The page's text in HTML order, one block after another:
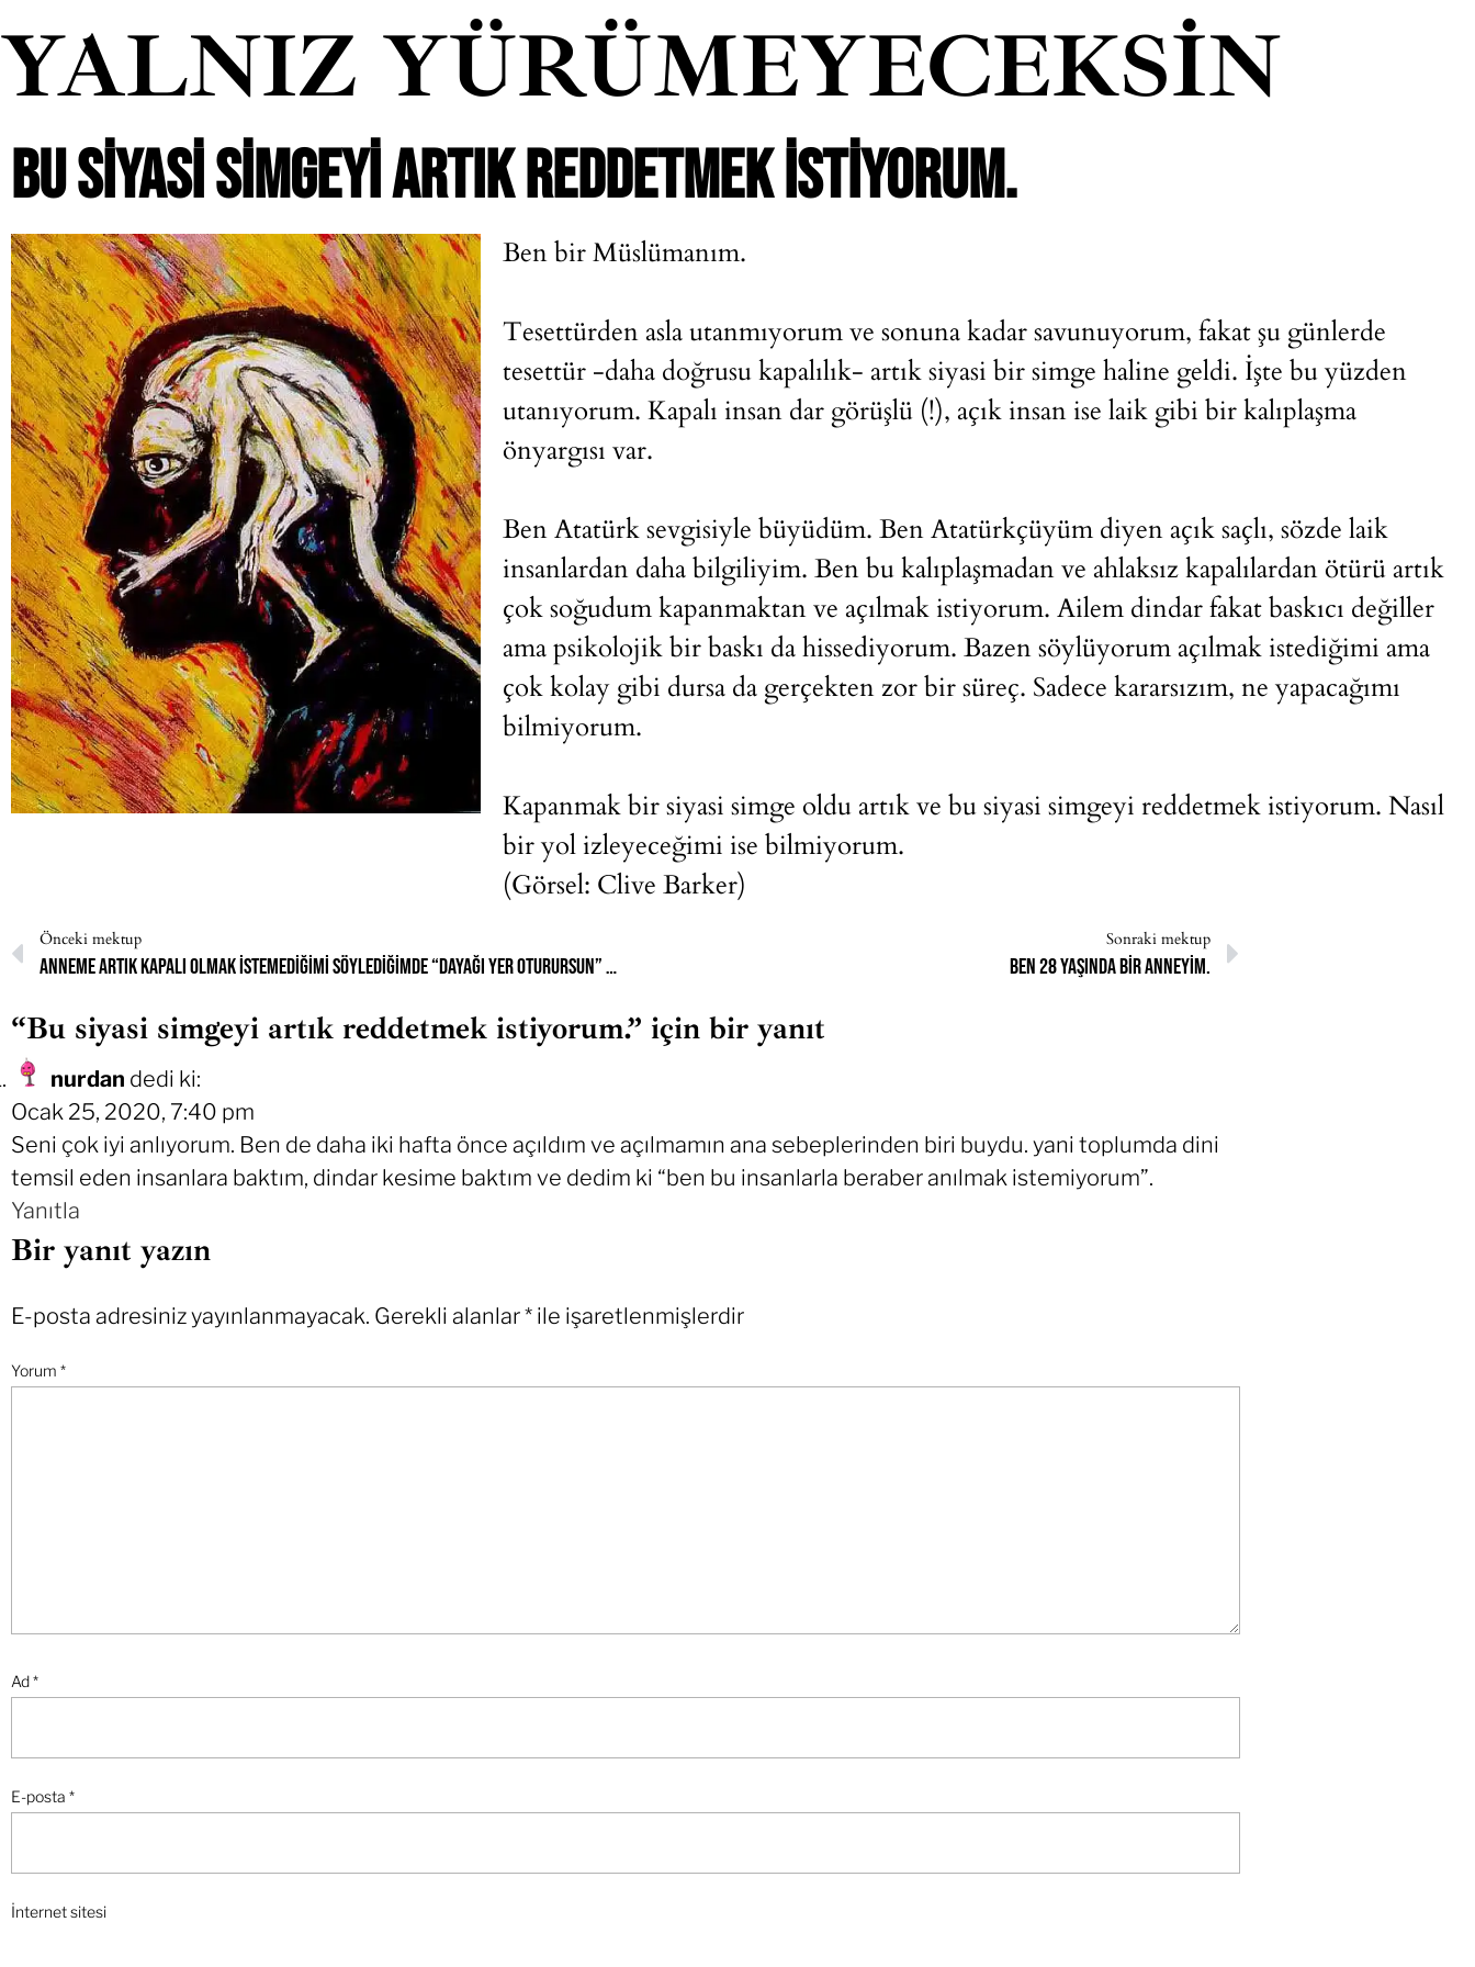
YALNIZ YÜRÜMEYECEKSIN
BU SIYASI SIMGEYI ARTIK REDDETMEK ISTIYORUM.
Ben bir Müslümanım.
Tesettürden asla utanmıyorum ve sonuna kadar savunuyorum, fakat şu günlerde
tesettür -daha doğrusu kapalılık- artık siyasi bir simge haline geldi. İşte bu yüzden
utanıyorum. Kapalı insan dar görüşlü (!), açık insan ise laik gibi bir kalıplaşma
önyargısı var.
Ben Atatürk sevgisiyle büyüdüm. Ben Atatürkçüyüm diyen açık saçlı, sözde laik
insanlardan daha bilgiliyim. Ben bu kalıplaşmadan ve ahlaksız kapalılardan ötürü artık
çok soğudum kapanmaktan ve açılmak istiyorum. Ailem dindar fakat baskıcı değiller
ama psikolojik bir baskı da hissediyorum. Bazen söylüyorum açılmak istediğimi ama
çok kolay gibi dursa da gerçekten zor bir süreç. Sadece kararsızım, ne yapacağımı
bilmiyorum.
Kapanmak bir siyasi simge oldu artık ve bu siyasi simgeyi reddetmek istiyorum. Nasıl
bir yol izleyeceğimi ise bilmiyorum.
(Görsel: Clive Barker)
Önceki mektup
Anneme artık kapalı olmak istemediğimi söylediğimde “Dayağı yer oturursun” gibi tehditler işittim.
Sonraki mektup
Ben 28 yaşında bir anneyim.
“Bu siyasi simgeyi artık reddetmek istiyorum.” için bir yanıt
nurdan dedi ki:
Ocak 25, 2020, 7:40 pm
Seni çok iyi anlıyorum. Ben de daha iki hafta önce açıldım ve açılmamın ana sebeplerinden biri buydu. yani toplumda dini
temsil eden insanlara baktım, dindar kesime baktım ve dedim ki “ben bu insanlarla beraber anılmak istemiyorum”.
Yanıtla
Bir yanıt yazın
E-posta adresiniz yayınlanmayacak. Gerekli alanlar* ile işaretlenmişlerdir
Yorum *
Ad*
E-posta *
İnternet sitesi